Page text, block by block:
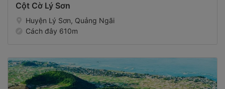
Cột Cờ Lý Sơn
Huyện Lý Sơn, Quảng Ngãi
Cách đây 610m